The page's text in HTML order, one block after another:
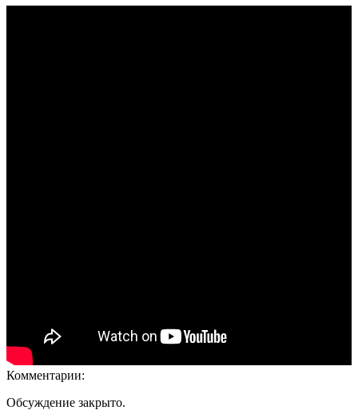
Комментарии:
Обсуждение закрыто.